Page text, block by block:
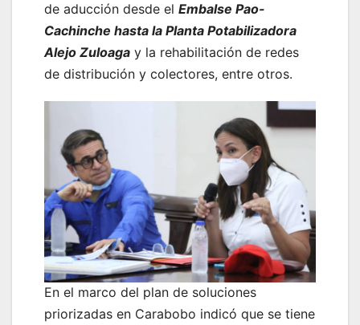
de aducción desde el Embalse Pao-
Cachinche hasta la Planta Potabilizadora
Alejo Zuloaga y la rehabilitación de redes
de distribución y colectores, entre otros.
En el marco del plan de soluciones
priorizadas en Carabobo indicó que se tiene